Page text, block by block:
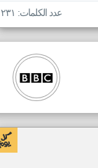
عدد الكلمات: ٢٣١